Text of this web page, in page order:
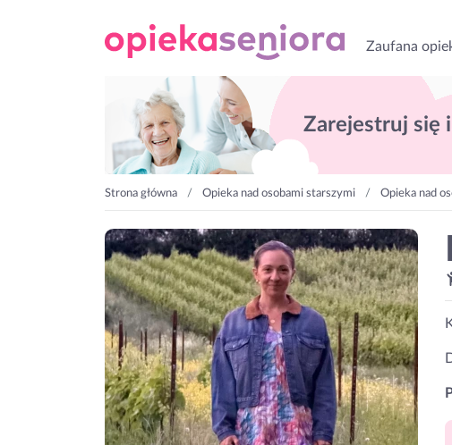
Zaufana
Zarejestruj się
Strona główna Opieka nad osobami starszymi Opieka nad